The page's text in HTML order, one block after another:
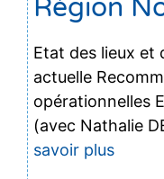
Région
Etat des lieux et
actuelle
opérationnelles
(avec Nathalie
savoir plus